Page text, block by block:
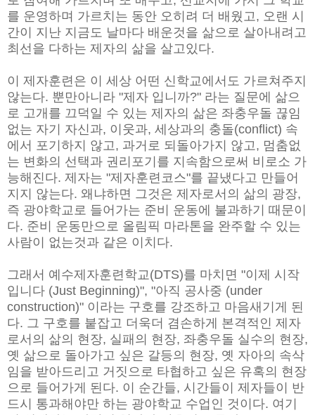
를 운영하며 가르치는 동안 오히려 더 배웠고, 오랜 시
간이 지난 지금도 날마다 배운것을 삶으로 살아내려고
최선을 다하는 제자의 삶을 살고있다.
이 제자훈련은 이 세상 어떤 신학교에서도 가르쳐주지
않는다. 뿐만아니라 "제자 입니까?" 라는 질문에 삶으
로 고개를 끄덕일 수 있는 제자의 삶은 좌충우돌 끊임
없는 자기 자신과, 이웃과, 세상과의 충돌(conflict) 속
에서 포기하지 않고, 과거로 되돌아가지 않고, 멈춤없
는 변화의 선택과 권리포기를 지속함으로써 비로소 가
능해진다. 제자는 "제자훈련코스"를 끝냈다고 만들어
지지 않는다. 왜냐하면 그것은 제자로서의 삶의 광장,
즉 광야학교로 들어가는 준비 운동에 불과하기 때문이
다. 준비 운동만으로 올림픽 마라톤을 완주할 수 있는
사람이 없는것과 같은 이치다.
그래서 예수제자훈련학교(DTS)를 마치면 "이제 시작
입니다 (Just Beginning)", "아직 공사중 (under
construction)" 이라는 구호를 강조하고 마음새기게 된
다. 그 구호를 붙잡고 더욱더 겸손하게 본격적인 제자
로서의 삶의 현장, 실패의 현장, 좌충우돌 실수의 현장,
옛 삶으로 돌아가고 싶은 갈등의 현장, 옛 자아의 속삭
임을 받아드리고 거짓으로 타협하고 싶은 유혹의 현장
으로 들어가게 된다. 이 순간들, 시간들이 제자들이 반
드시 통과해야만 하는 광야학교 수업인 것이다. 여기